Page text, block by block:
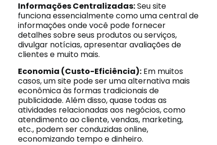
Informações Centralizadas:Seu site
funciona essencialmente como uma central de
informações onde você pode fornecer
detalhes sobre seus produtos ou serviços,
divulgar notícias, apresentar avaliações de
clientes e muito mais.
Economia (Custo-Eficiência):Em muitos
casos, um site pode ser uma alternativa mais
econômica às formas tradicionais de
publicidade. Além disso, quase todas as
atividades relacionadas aos negócios, como
atendimento ao cliente, vendas, marketing,
etc., podem ser conduzidas online,
economizando tempo e dinheiro.